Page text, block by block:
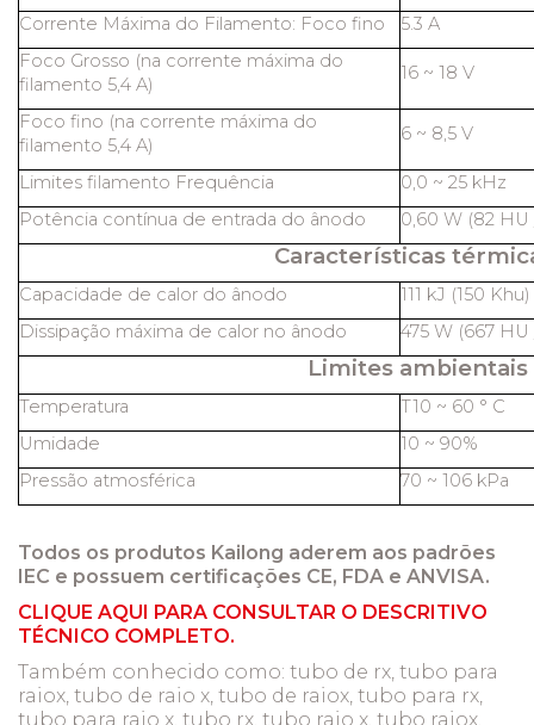
Corrente Máxima do Filamento: Foco fino
5.3 A
Foco Grosso (na corrente máxima do
filamento 5,4 A)
16 ~ 18 V
Foco fino (na corrente máxima do
filamento 5,4 A)
6 ~ 8,5 V
Limites filamento Frequência
0,0 ~ 25 kHz
Potência contínua de entrada do ânodo
0,60 W (82 HU
Características
Capacidade de calor do ânodo
111 kJ (150 Khu)
Dissipação máxima de calor no ânodo
475 W (667 HU
Limites ambientais
Temperatura
T10 ~ 60 ° C
Umidade
10 ~ 90%
Pressão atmosférica
70 ~ 106 kPa
Todos os produtos Kailong aderem aos padrões
IEC e possuem certificações CE, FDA e ANVISA.
CLIQUE AQUI PARA CONSULTAR O DESCRITIVO
TÉCNICO COMPLETO.
Também conhecido como: tubo de rx, tubo para
raiox, tubo de raio x, tubo de raiox, tubo para rx,
tubo para raio x, tubo rx, tubo raio x, tubo raiox,